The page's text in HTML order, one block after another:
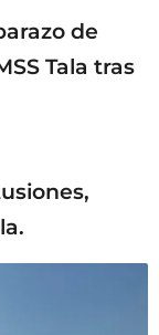
de
Tala tras